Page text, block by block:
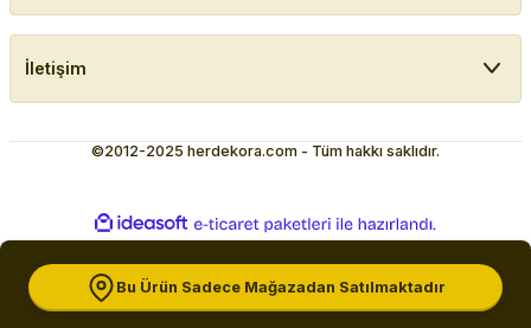
Bu Ürün Sadece Mağazadan Satılmaktadır
İletişim
©2012-2025 herdekora.com - Tüm hakkı saklıdır.
ideasoft
e-
ticaret
hazırlandı.